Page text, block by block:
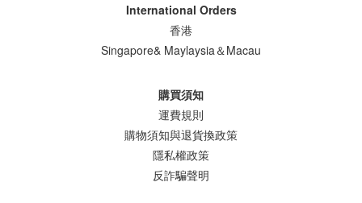
International Orders
香港
Singapore& Maylaysia＆Macau
購買須知
運費規則
購物須知與退貨換政策
隱私權政策
反詐騙聲明